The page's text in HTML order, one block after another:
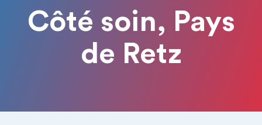
Côté soin, Pays
de Retz